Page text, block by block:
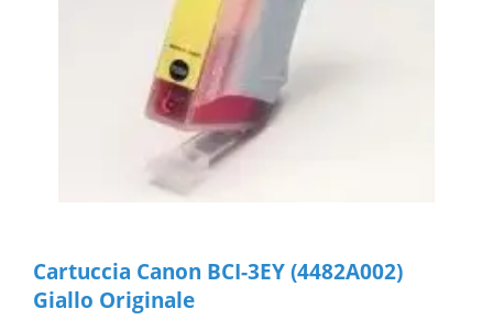
Cartuccia Canon BCI-3EY (4482A002)
Giallo Originale